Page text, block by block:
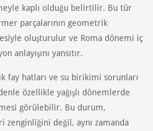
kaplı olduğu belirtilir. Bu tür
parçalarının geometrik
oluşturulur ve Roma dönemi iç
anlayışını yansıtır.
fay hatları ve su birikimi sorunları
özellikle yağışlı dönemlerde
görülebilir. Bu durum,
zenginliğini değil, aynı zamanda